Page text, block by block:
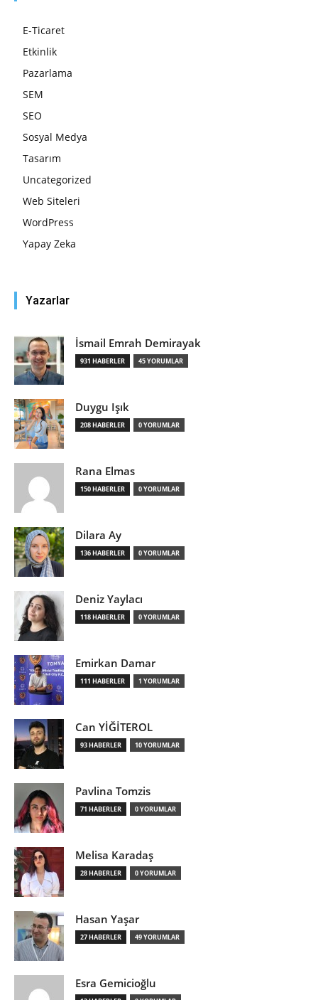
E-Ticaret
Etkinlik
Pazarlama
SEM
SEO
Sosyal Medya
Tasarım
Uncategorized
Web Siteleri
WordPress
Yapay Zeka
Yazarlar
İsmail Emrah Demirayak
931 HABERLER 45 YORUMLAR
Duygu Işık
208 HABERLER 0 YORUMLAR
Rana Elmas
150 HABERLER 0 YORUMLAR
Dilara Ay
136 HABERLER 0 YORUMLAR
Deniz Yaylacı
118 HABERLER 0 YORUMLAR
Emirkan Damar
111 HABERLER 1 YORUMLAR
Can YİĞİTEROL
93 HABERLER 10 YORUMLAR
Pavlina Tomzis
71 HABERLER 0 YORUMLAR
Melisa Karadaş
28 HABERLER 0 YORUMLAR
Hasan Yaşar
27 HABERLER 49 YORUMLAR
Esra Gemicioğlu